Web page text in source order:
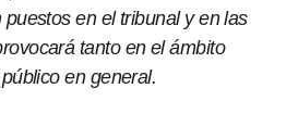
en el tribunal y en las
tanto en el ámbito
en general.